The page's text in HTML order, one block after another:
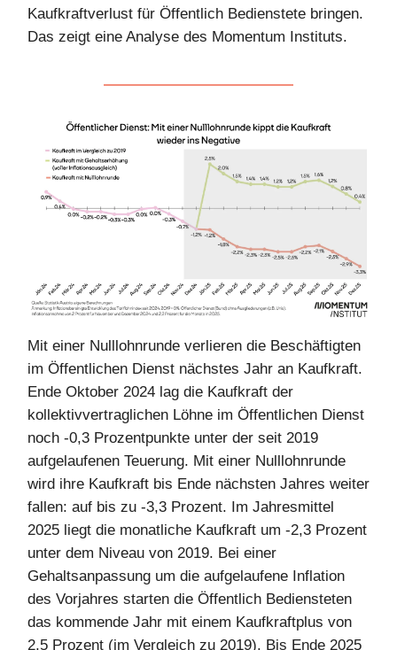
Kaufkraftverlust für Öffentlich Bedienstete bringen.
Das zeigt eine Analyse des Momentum Instituts.
Mit einer Nulllohnrunde verlieren die Beschäftigten
im Öffentlichen Dienst nächstes Jahr an Kaufkraft.
Ende Oktober 2024 lag die Kaufkraft der
kollektivvertraglichen Löhne im Öffentlichen Dienst
noch -0,3 Prozentpunkte unter der seit 2019
aufgelaufenen Teuerung. Mit einer Nulllohnrunde
wird ihre Kaufkraft bis Ende nächsten Jahres weiter
fallen: auf bis zu -3,3 Prozent. Im Jahresmittel
2025 liegt die monatliche Kaufkraft um -2,3 Prozent
unter dem Niveau von 2019. Bei einer
Gehaltsanpassung um die aufgelaufene Inflation
des Vorjahres starten die Öffentlich Bediensteten
das kommende Jahr mit einem Kaufkraftplus von
2,5 Prozent (im Vergleich zu 2019). Bis Ende 2025